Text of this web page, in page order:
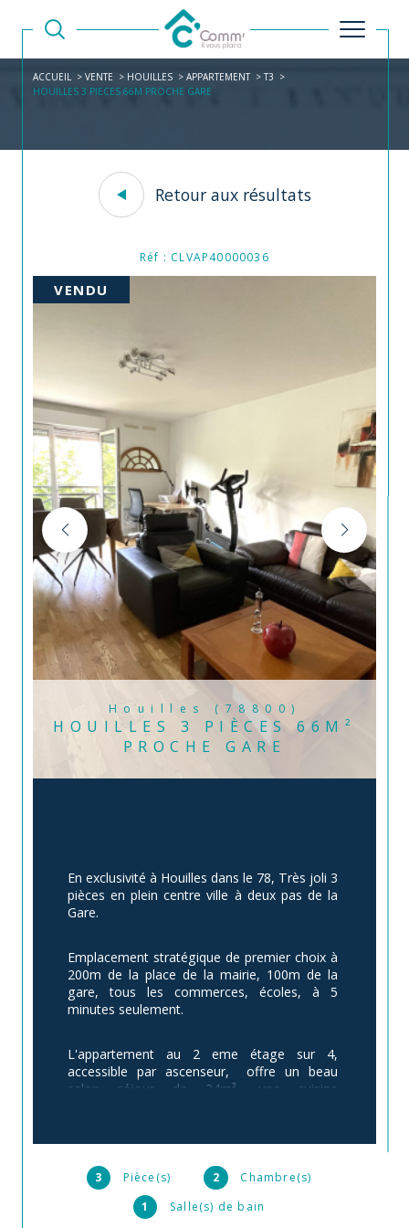
ACCUEIL VENTE HOUILLES APPARTEMENT
T3
HOUILLES 3 PIECES 66M PROCHE GARE
Retour aux résultats
Réf : CLVAP40000036
VENDU
Houilles (78800)
HOUILLES 3 PIÈCES 66M²
PROCHE GARE
3 Pièce(s) 2
Chambre(s)
1
Salle(s) de bain
En exclusivité à Houilles dans le 78, Très joli 3
pièces en plein centre ville à deux pas de la
Gare.
Emplacement stratégique de premier choix à
200m de la place de la mairie, 100m de la
gare, tous les commerces, écoles, à 5
minutes seulement.
L'appartement au 2 eme étage sur 4,
accessible par ascenseur,  offre un beau
salon séjour de 24m², une cuisine
et Salle de bain de 4 m² environ.Très belle
vos valises et profiter de ce joli cade de vie.
L'appartement jouit d'une double orientation